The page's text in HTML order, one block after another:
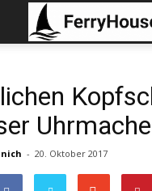
- 20. Oktober 2017